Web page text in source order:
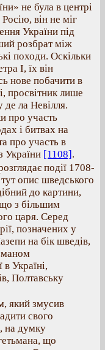
не була в центрі
він не міг
України під
розбрат між
походи. Оскільки
І, їх він
нове побачити в
просвітник лише
де ла Невілля.
про участь
і битвах на
про участь в
України [1108].
події 1708-
опис шведського
до картини,
що з більшим
царя. Серед
позначених у
на бік шведів,
в Україні,
Полтавську
який змусив
свого
на думку
що